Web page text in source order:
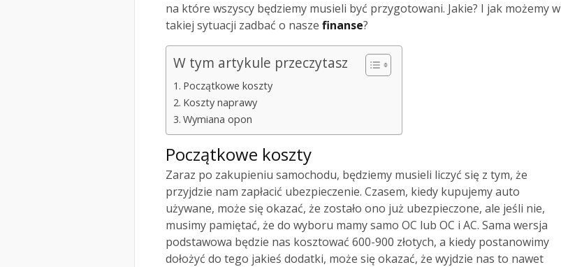
na które wszyscy będziemy musieli być przygotowani. Jakie? I jak możemy w
takiej sytuacji zadbać o nasze finanse?
W tym artykule przeczytasz
Początkowe koszty
Koszty naprawy
Wymiana opon
Początkowe koszty
Zaraz po zakupieniu samochodu, będziemy musieli liczyć się z tym, że
przyjdzie nam zapłacić ubezpieczenie. Czasem, kiedy kupujemy auto
używane, może się okazać, że zostało ono już ubezpieczone, ale jeśli nie,
musimy pamiętać, że do wyboru mamy samo OC lub OC i AC. Sama wersja
podstawowa będzie nas kosztować 600-900 złotych, a kiedy postanowimy
dołożyć do tego jakieś dodatki, może się okazać, że wyjdzie nas to nawet